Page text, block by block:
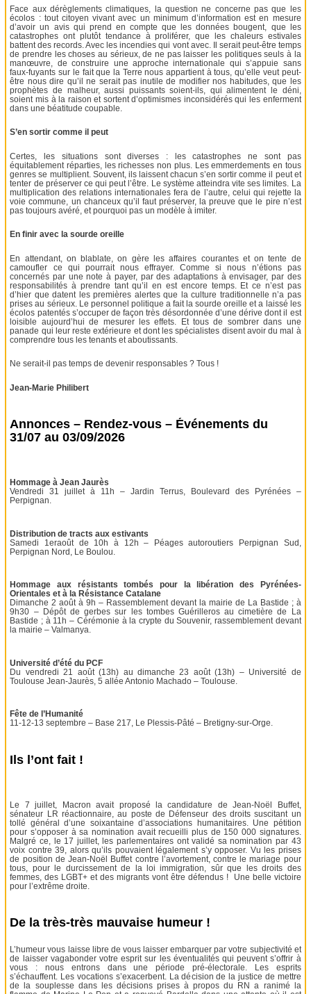
Face aux dérèglements climatiques, la question ne concerne pas que les
écolos : tout citoyen vivant avec un minimum d’information est en mesure
d’avoir un avis qui prend en compte que les données bougent, que les
catastrophes ont plutôt tendance à proliférer, que les chaleurs estivales
battent des records. Avec les incendies qui vont avec. Il serait peut-être temps
de prendre les choses au sérieux, de ne pas laisser les politiques seuls à la
manœuvre, de construire une approche internationale qui s’appuie sans
faux-fuyants sur le fait que la Terre nous appartient à tous, qu’elle veut peut-
être nous dire qu’il ne serait pas inutile de modifier nos habitudes, que les
prophètes de malheur, aussi puissants soient-ils, qui alimentent le déni,
soient mis à la raison et sortent d’optimismes inconsidérés qui les enferment
dans une béatitude coupable.
S’en sortir comme il peut
Certes, les situations sont diverses : les catastrophes ne sont pas
équitablement réparties, les richesses non plus. Les emmerdements en tous
genres se multiplient. Souvent, ils laissent chacun s’en sortir comme il peut et
tenter de préserver ce qui peut l’être. Le système atteindra vite ses limites. La
multiplication des relations internationales fera de l’autre, celui qui rejette la
voie commune, un chanceux qu’il faut préserver, la preuve que le pire n’est
pas toujours avéré, et pourquoi pas un modèle à imiter.
En finir avec la sourde oreille
En attendant, on blablate, on gère les affaires courantes et on tente de
camoufler ce qui pourrait nous effrayer. Comme si nous n’étions pas
concernés par une note à payer, par des adaptations à envisager, par des
responsabilités à prendre tant qu’il en est encore temps. Et ce n’est pas
d’hier que datent les premières alertes que la culture traditionnelle n’a pas
prises au sérieux. Le personnel politique a fait la sourde oreille et a laissé les
écolos patentés s’occuper de façon très désordonnée d’une dérive dont il est
loisible aujourd’hui de mesurer les effets. Et tous de sombrer dans une
panade qui leur reste extérieure et dont les spécialistes disent avoir du mal à
comprendre tous les tenants et aboutissants.
Ne serait-il pas temps de devenir responsables ? Tous !
Jean-Marie Philibert
Annonces – Rendez-vous – Événements du
31/07 au 03/09/2026
Hommage à Jean Jaurès
Vendredi 31 juillet à 11h – Jardin Terrus, Boulevard des Pyrénées –
Perpignan.
Distribution de tracts aux estivants
Samedi 1eraoût de 10h à 12h – Péages autoroutiers Perpignan Sud,
Perpignan Nord, Le Boulou.
Hommage aux résistants tombés pour la libération des Pyrénées-
Orientales et à la Résistance Catalane
Dimanche 2 août à 9h – Rassemblement devant la mairie de La Bastide ; à
9h30 – Dépôt de gerbes sur les tombes Guérilleros au cimetière de La
Bastide ; à 11h – Cérémonie à la crypte du Souvenir, rassemblement devant
la mairie – Valmanya.
Université d’été du PCF
Du vendredi 21 août (13h) au dimanche 23 août (13h) – Université de
Toulouse Jean-Jaurès, 5 allée Antonio Machado – Toulouse.
Fête de l’Humanité
11-12-13 septembre – Base 217, Le Plessis-Pâté – Bretigny-sur-Orge.
Ils l’ont fait !
Le 7 juillet, Macron avait proposé la candidature de Jean-Noël Buffet,
sénateur LR réactionnaire, au poste de Défenseur des droits suscitant un
tollé général d’une soixantaine d’associations humanitaires. Une pétition
pour s’opposer à sa nomination avait recueilli plus de 150 000 signatures.
Malgré ce, le 17 juillet, les parlementaires ont validé sa nomination par 43
voix contre 39, alors qu’ils pouvaient légalement s’y opposer. Vu les prises
de position de Jean-Noël Buffet contre l’avortement, contre le mariage pour
tous, pour le durcissement de la loi immigration, sûr que les droits des
femmes, des LGBT+ et des migrants vont être défendus ! Une belle victoire
pour l’extrême droite.
De la très-très mauvaise humeur !
L’humeur vous laisse libre de vous laisser embarquer par votre subjectivité et
de laisser vagabonder votre esprit sur les éventualités qui peuvent s’offrir à
vous : nous entrons dans une période pré-électorale. Les esprits
s’échauffent. Les vocations s’exacerbent. La décision de la justice de mettre
de la souplesse dans les décisions prises à propos du RN a ranimé la